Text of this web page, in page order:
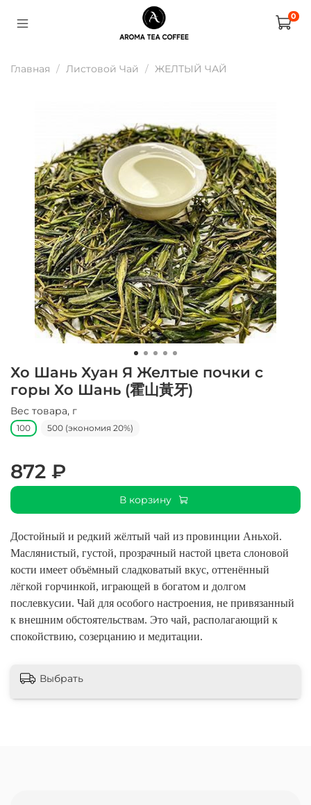
0
Главная Листовой Чай ЖЕЛТЫЙ ЧАЙ
Хо Шань Хуан Я Желтые почки с
горы Хо Шань (霍山黃牙)
Вес товара, г
100 500 (экономия 20%)
872 ₽
В корзину
Достойный и редкий жёлтый чай из провинции Аньхой.
Маслянистый, густой, прозрачный настой цвета слоновой
кости имеет объёмный сладковатый вкус, оттенённый
лёгкой горчинкой, играющей в богатом и долгом
послевкусии. Чай для особого настроения, не привязанный
к внешним обстоятельствам. Это чай, располагающий к
спокойствию, созерцанию и медитации.
Выбрать